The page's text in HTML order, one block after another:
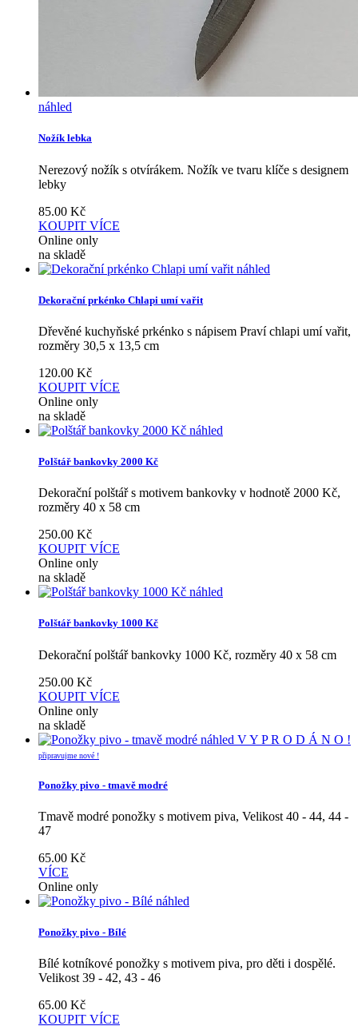
náhled
Nožík lebka
Nerezový nožík s otvírákem. Nožík ve tvaru klíče s designem
lebky
85.00 Kč
KOUPIT VÍCE
Online only
na skladě
náhled
Dekorační prkénko Chlapi umí vařit
Dřevěné kuchyňské prkénko s nápisem Praví chlapi umí vařit,
rozměry 30,5 x 13,5 cm
120.00 Kč
KOUPIT VÍCE
Online only
na skladě
náhled
Polštář bankovky 2000 Kč
Dekorační polštář s motivem bankovky v hodnotě 2000 Kč,
rozměry 40 x 58 cm
250.00 Kč
KOUPIT VÍCE
Online only
na skladě
náhled
Polštář bankovky 1000 Kč
Dekorační polštář bankovky 1000 Kč, rozměry 40 x 58 cm
250.00 Kč
KOUPIT VÍCE
Online only
na skladě
náhled V Y P R O D Á N O !
připravujme nové !
Ponožky pivo - tmavě modré
Tmavě modré ponožky s motivem piva, Velikost 40 - 44, 44 -
47
65.00 Kč
VÍCE
Online only
náhled
Ponožky pivo - Bílé
Bílé kotníkové ponožky s motivem piva, pro děti i dospělé.
Velikost 39 - 42, 43 - 46
65.00 Kč
KOUPIT VÍCE